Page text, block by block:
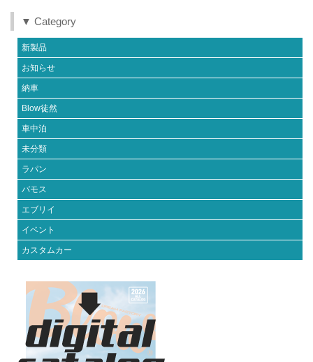
o
o
k
▼ Category
新製品
お知らせ
納車
Blow徒然
車中泊
未分類
ラパン
バモス
エブリイ
イベント
カスタムカー